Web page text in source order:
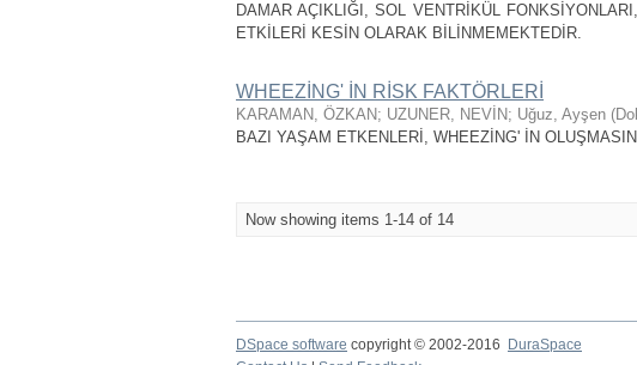
DAMAR AÇIKLIĞI, SOL VENTRİKÜL
ETKİLERİ KESİN OLARAK BİLİNMEMEKTEDİR.
WHEEZİNG' İN RİSK FAKTÖRLERİ
KARAMAN, ÖZKAN; UZUNER, NEVİN; Uğuz, Ayşen (
BAZI YAŞAM ETKENLERİ, WHEEZİNG' İN
Now showing items 1-14 of 14
DSpace software copyright © 2002-2016 DuraSpace